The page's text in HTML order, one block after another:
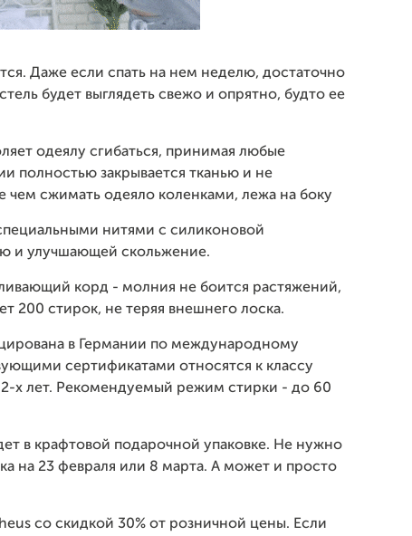
Даже если спать на нем неделю, достаточно
будет выглядеть свежо и опрятно, будто ее
одеялу сгибаться, принимая любые
полностью закрывается тканью и не
сжимать одеяло коленками, лежа на боку
нитями с силиконовой
и улучшающей скольжение.
корд - молния не боится растяжений,
200 стирок, не теряя внешнего лоска.
в Германии по международному
сертификатами относятся к классу
х лет. Рекомендуемый режим стирки - до 60
в крафтовой подарочной упаковке. Не нужно
на 23 февраля или 8 марта. А может и просто
со скидкой 30% от розничной цены. Если